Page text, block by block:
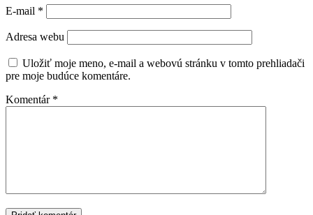
E-mail *
Adresa webu
Uložiť moje meno, e-mail a webovú stránku v tomto prehliadači
pre moje budúce komentáre.
Komentár *